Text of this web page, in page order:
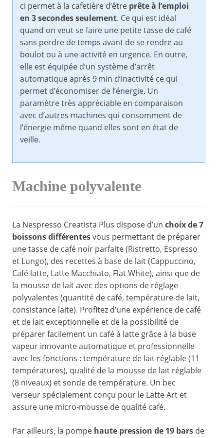
ci permet à la cafetière d’être prête à l’emploi
en 3 secondes seulement. Ce qui est idéal
quand on veut se faire une petite tasse de café
sans perdre de temps avant de se rendre au
boulot ou à une activité en urgence. En outre,
elle est équipée d’un système d’arrêt
automatique après 9 min d’inactivité ce qui
permet d’économiser de l’énergie. Un
paramètre très appréciable en comparaison
avec d’autres machines qui consomment de
l’énergie même quand elles sont en état de
veille.
Machine polyvalente
La Nespresso Creatista Plus dispose d’un choix de 7
boissons différentesvous permettant de préparer
une tasse de café noir parfaite (Ristretto, Espresso
et Lungo), des recettes à base de lait (Cappuccino,
Café latte, Latte Macchiato, Flat White), ainsi que de
la mousse de lait avec des options de réglage
polyvalentes (quantité de café, température de lait,
consistance laite). Profitez d’une expérience de café
et de lait exceptionnelle et de la possibilité de
préparer facilement un café à latte grâce à la buse
vapeur innovante automatique et professionnelle
avec les fonctions : température de lait réglable (11
températures), qualité de la mousse de lait réglable
(8 niveaux) et sonde de température. Un bec
verseur spécialement conçu pour le Latte Art et
assure une micro-mousse de qualité café.
Par ailleurs, la pompe haute pression de 19 bars de